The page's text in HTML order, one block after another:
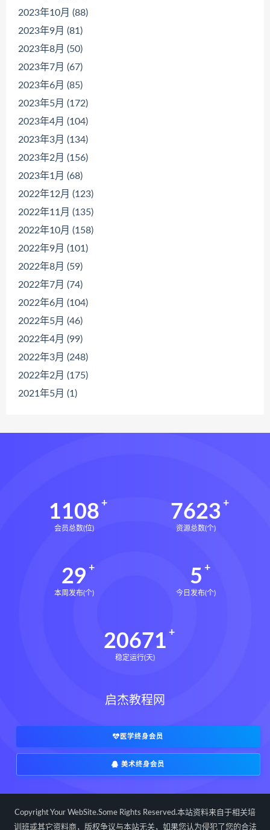
2023年10月 (88)
2023年9月 (81)
2023年8月 (50)
2023年7月 (67)
2023年6月 (85)
2023年5月 (172)
2023年4月 (104)
2023年3月 (134)
2023年2月 (156)
2023年1月 (68)
2022年12月 (123)
2022年11月 (135)
2022年10月 (158)
2022年9月 (101)
2022年8月 (59)
2022年7月 (74)
2022年6月 (104)
2022年5月 (46)
2022年4月 (99)
2022年3月 (248)
2022年2月 (175)
2021年5月 (1)
1108
会员总数(位)
7623
资源总数(个)
29
本周发布(个)
5
今日发布(个)
20671
稳定运行(天)
启杰教程网
医学终身会员
美术终身会员
Copyright Your WebSite.Some Rights Reserved.本站资料来自于相关培
训班或其它资料商，版权争议与本站无关，如果您认为侵犯了您的合法